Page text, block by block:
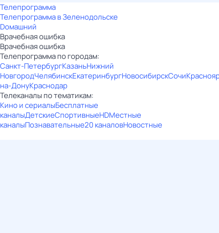
Телепрограмма
Телепрограмма в Зеленодольске
Dомашний
Врачебная ошибка
Врачебная ошибка
Телепрограмма по городам:
Санкт-ПетербургКазаньНижний
НовгородЧелябинскЕкатеринбургНовосибирскСочи
на-ДонуКраснодар
Телеканалы по тематикам:
Кино и сериалыБесплатные
каналыДетскиеСпортивныеHDМестные
каналыПознавательные20 каналовНовостные